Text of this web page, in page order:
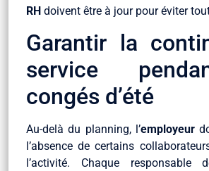
RH doivent être à jour pour éviter
Garantir la
service
congés d’été
Au-delà du planning, l’employeur
l’absence de certains
l’activité. Chaque responsable